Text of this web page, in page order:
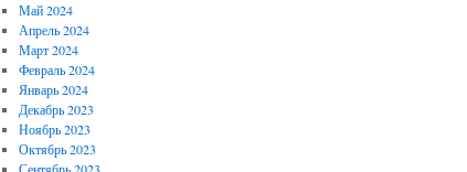
Май 2024
Апрель 2024
Март 2024
Февраль 2024
Январь 2024
Декабрь 2023
Ноябрь 2023
Октябрь 2023